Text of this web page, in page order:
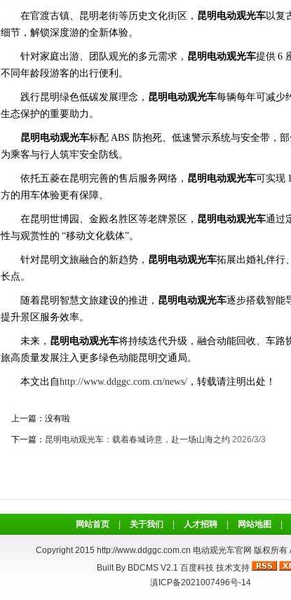
在官渡古镇、昆明老街等历史文化街区， 昆明电动观光车以复
细节，解锁深度游的全新体验。
针对家庭出游、团队观光的多元需求， 昆明电动观光车提供 6
不同年龄段游客的出行便利。
践行昆明绿色低碳发展理念， 昆明电动观光车每辆每年可减少
生态保护的重要助力。
昆明电动观光车标配 ABS 防抱死、低速警示系统与安全带，
为乘客与行人筑牢安全防线。
依托五菱在昆明完善的售后服务网络， 昆明电动观光车可实现 1
方的用车体验更有保障。
在昆明世博园、金殿名胜区等老牌景区， 昆明电动观光车通过
性与观赏性的 “移动文化载体”。
针对昆明文旅融合的新趋势， 昆明电动观光车拓展出婚礼伴行
长点。
随着昆明智慧文旅建设的推进， 昆明电动观光车逐步搭载智能
提升景区服务效率。
未来， 昆明电动观光车将持续迭代升级，融合动能回收、车路
旅高质量发展注入更多绿色动能昆明交通局。
本文出自http://www.ddggc.com.cn/news/ ，转载请注明出处！
上一篇：没有啦
下一篇： 昆明电动观光车：载着春城诗意，赴一场山海之约 2026/3/3
网站首页 关于我们 人才招聘 网站地图
Copyright 2015 http://www.ddggc.com.cn 电动观光车官网 版权所
Built By BDCMS V2.1 百度科技 技术支持
滇ICP备2021007496号-14